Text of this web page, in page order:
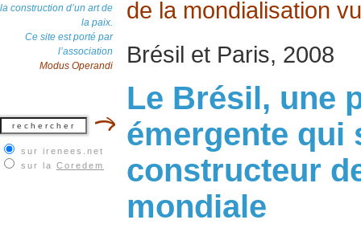
la construction d’un art de
la paix.
Ce site est porté par
l’association
Modus Operandi
sur irenees.net
sur la Coredem
de la mondialisation
Brésil et Paris, 2008
Le Brésil, une
émergente qui
constructeur
mondiale